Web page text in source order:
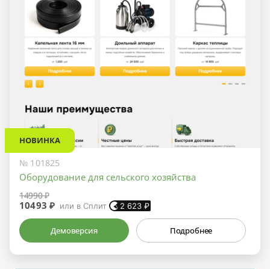
НОВИНКА
№ 101825
Оборудование для сельского хозяйства
14990 ₽
10493 ₽ или в Сплит 2 623 ₽
Демоверсия Подробнее